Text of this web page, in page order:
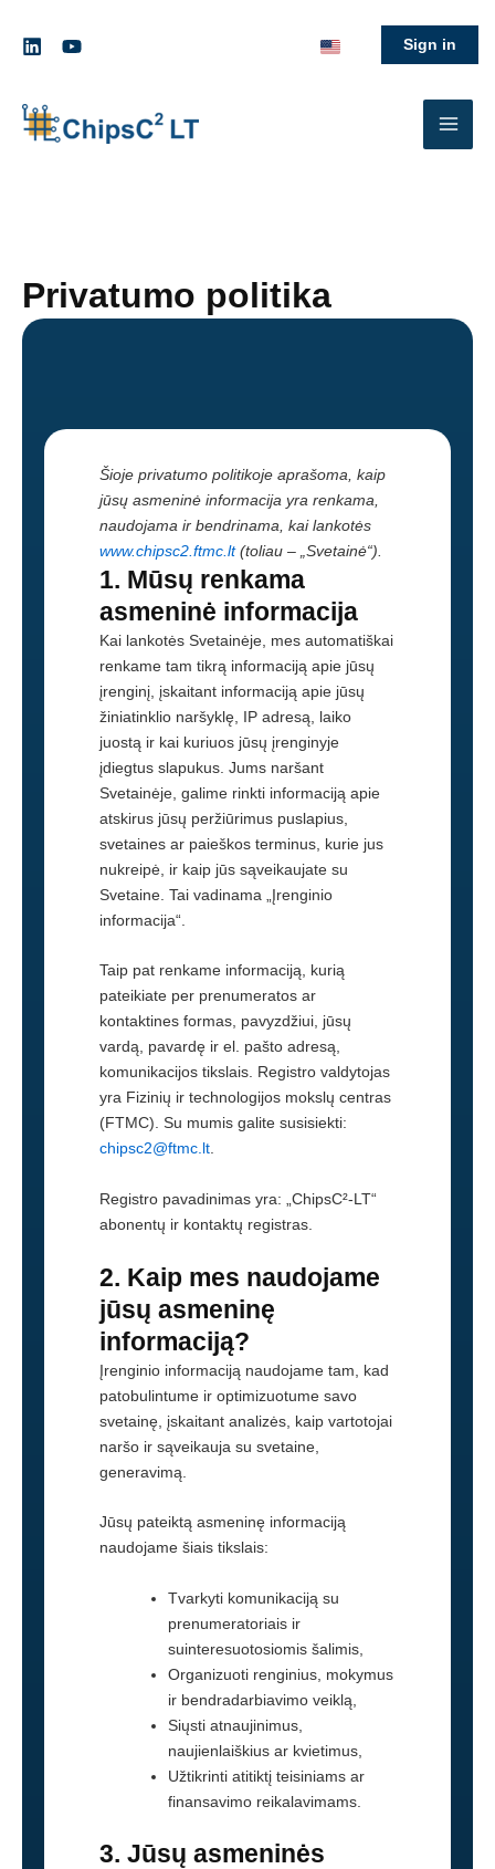
prie
Sign in
Privatumo politika
Šioje privatumo politikoje aprašoma, kaip
jūsų asmeninė informacija yra renkama,
naudojama ir bendrinama, kai lankotės
www.chipsc2.ftmc.lt(toliau – „Svetainė“).
1. Mūsų renkama
asmeninė informacija
Kai lankotės Svetainėje, mes automatiškai
renkame tam tikrą informaciją apie jūsų
įrenginį, įskaitant informaciją apie jūsų
žiniatinklio naršyklę, IP adresą, laiko
juostą ir kai kuriuos jūsų įrenginyje
įdiegtus slapukus. Jums naršant
Svetainėje, galime rinkti informaciją apie
atskirus jūsų peržiūrimus puslapius,
svetaines ar paieškos terminus, kurie jus
nukreipė, ir kaip jūs sąveikaujate su
Svetaine. Tai vadinama „Įrenginio
informacija“.
Taip pat renkame informaciją, kurią
pateikiate per prenumeratos ar
kontaktines formas, pavyzdžiui, jūsų
vardą, pavardę ir el. pašto adresą,
komunikacijos tikslais. Registro valdytojas
yra Fizinių ir technologijos mokslų centras
(FTMC). Su mumis galite susisiekti:
chipsc2@ftmc.lt.
Registro pavadinimas yra: „ChipsC²-LT“
abonentų ir kontaktų registras.
2. Kaip mes naudojame
jūsų asmeninę
informaciją?
Įrenginio informaciją naudojame tam, kad
patobulintume ir optimizuotume savo
svetainę, įskaitant analizės, kaip vartotojai
naršo ir sąveikauja su svetaine,
generavimą.
Jūsų pateiktą asmeninę informaciją
naudojame šiais tikslais:
Tvarkyti komunikaciją su
prenumeratoriais ir
suinteresuotosiomis šalimis,
Organizuoti renginius, mokymus
ir bendradarbiavimo veiklą,
Siųsti atnaujinimus,
naujienlaiškius ar kvietimus,
Užtikrinti atitiktį teisiniams ar
finansavimo reikalavimams.
3. Jūsų asmeninės